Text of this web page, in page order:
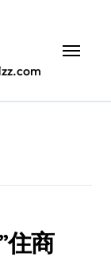
住商